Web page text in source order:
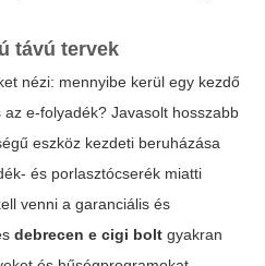
távú tervek
nézi: mennyibe kerül egy kezdő
e-folyadék? Javasolt hosszabb
eszköz kezdeti beruházása
és porlasztócserék miatti
venni a garanciális és
debrecen e cigi bolt gyakran